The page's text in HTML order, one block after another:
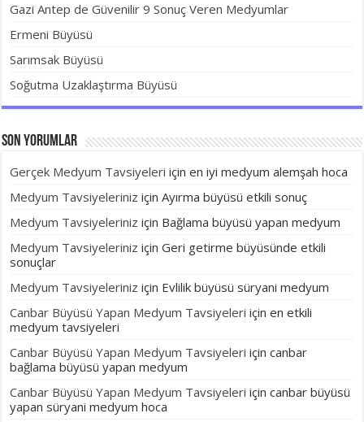
Gazi Antep de Güvenilir 9 Sonuç Veren Medyumlar
Ermeni Büyüsü
Sarımsak Büyüsü
Soğutma Uzaklaştırma Büyüsü
Son yorumlar
Gerçek Medyum Tavsiyeleri içinen iyi medyum alemşah hoca
Medyum Tavsiyeleriniz içinAyırma büyüsü etkili sonuç
Medyum Tavsiyeleriniz için Bağlama büyüsü yapan medyum
Medyum Tavsiyeleriniz içinGeri getirme büyüsünde etkili
sonuçlar
Medyum Tavsiyeleriniz için Evlilik büyüsü süryani medyum
Canbar Büyüsü Yapan Medyum Tavsiyeleri içinen etkili
medyum tavsiyeleri
Canbar Büyüsü Yapan Medyum Tavsiyeleri içincanbar
bağlama büyüsü yapan medyum
Canbar Büyüsü Yapan Medyum Tavsiyeleri içincanbar büyüsü
yapan süryani medyum hoca